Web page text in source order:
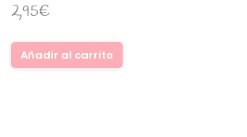
2,95€
Añadir al carrito